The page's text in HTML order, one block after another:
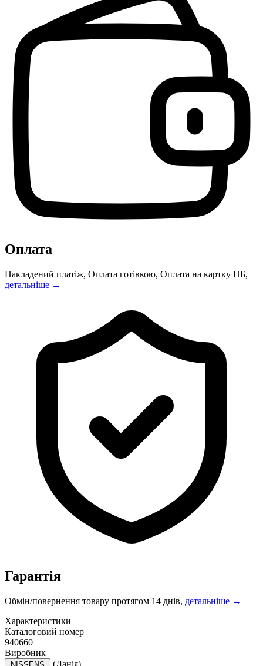
Оплата
Накладений платіж, Оплата готівкою, Оплата на картку ПБ,
детальніше →
Гарантія
Обмін/повернення товару протягом 14 днів, детальніше →
Характеристики
Каталоговий номер
940660
Виробник
(Данія)